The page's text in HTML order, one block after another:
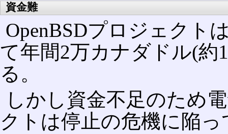
資金難
OpenBSDプロジェクト
て年間2万カナダドル(約
る。
しかし資金不足のため
クトは停止の危機に陥